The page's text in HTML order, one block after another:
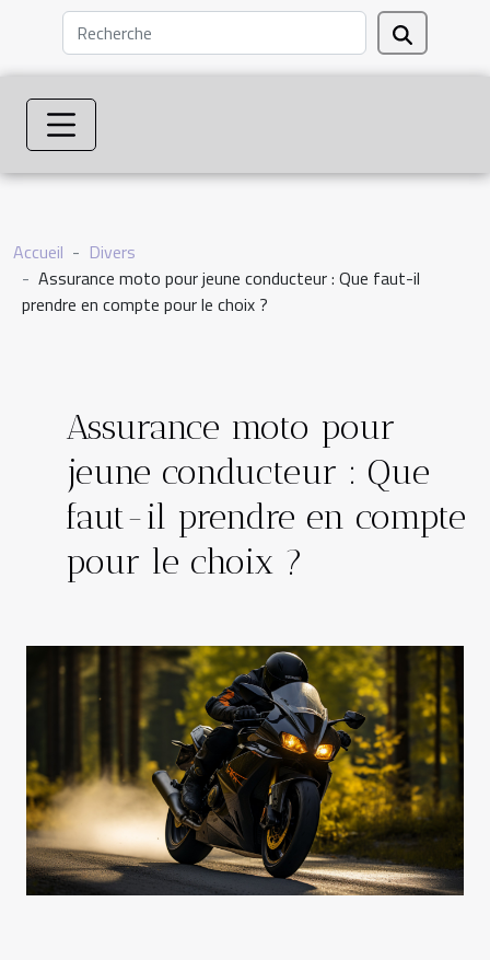
Accueil
Divers
Assurance moto pour jeune conducteur : Que faut-il
prendre en compte pour le choix ?
Assurance moto pour
jeune conducteur : Que
faut-il prendre en compte
pour le choix ?